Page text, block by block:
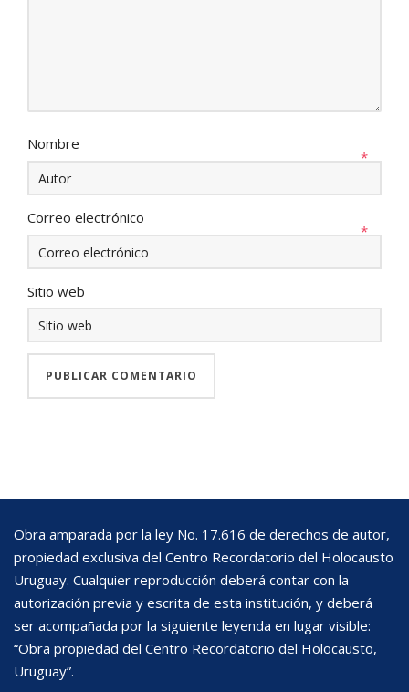
Nombre
*
Correo electrónico
*
Sitio web
Obra amparada por la ley No. 17.616 de derechos de autor,
propiedad exclusiva del Centro Recordatorio del Holocausto
Uruguay. Cualquier reproducción deberá contar con la
autorización previa y escrita de esta institución, y deberá
ser acompañada por la siguiente leyenda en lugar visible:
“Obra propiedad del Centro Recordatorio del Holocausto,
Uruguay”.